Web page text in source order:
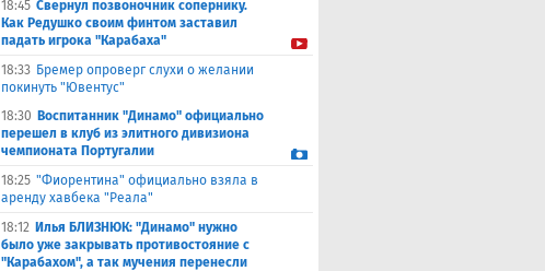
18:45 Свернул позвоночник сопернику.
Как Редушко своим финтом заставил
падать игрока "Карабаха"
18:33 Бремер опроверг слухи о желании
покинуть "Ювентус"
18:30 Воспитанник "Динамо" официально
перешел в клуб из элитного дивизиона
чемпионата Португалии
18:25 "Фиорентина" официально взяла в
аренду хавбека "Реала"
18:12 Илья БЛИЗНЮК: "Динамо" нужно
было уже закрывать противостояние с
"Карабахом", а так мучения перенесли